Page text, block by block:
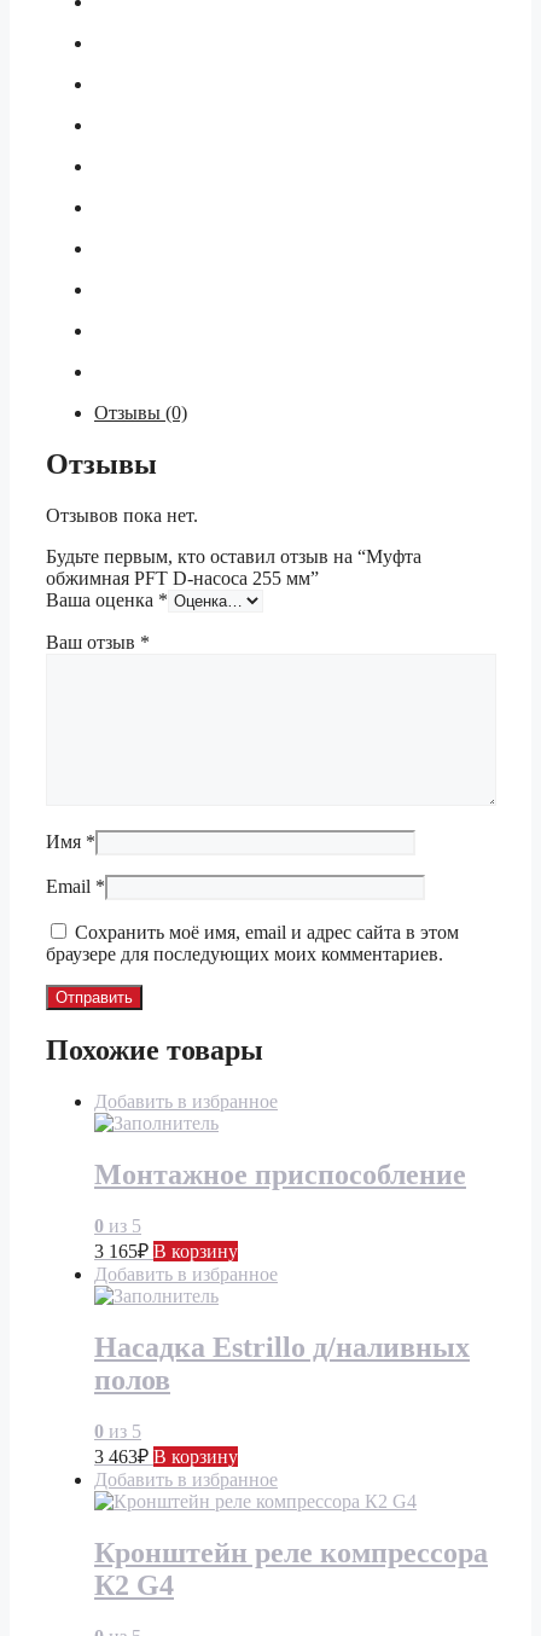
Отзывы (0)
Отзывы
Отзывов пока нет.
Будьте первым, кто оставил отзыв на “Муфта
обжимная PFT D-насоса 255 мм”
Ваша оценка *
Ваш отзыв *
Имя *
Email *
Сохранить моё имя, email и адрес сайта в этом
браузере для последующих моих комментариев.
Похожие товары
Добавить в избранное
Монтажное приспособление
0 из 5
3 165₽ В корзину
Добавить в избранное
Насадка Estrillo д/наливных
полов
0 из 5
3 463₽ В корзину
Добавить в избранное
Кронштейн реле компрессора
К2 G4